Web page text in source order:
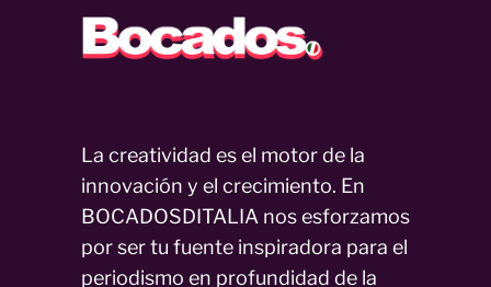
La creatividad es el motor de la
innovación y el crecimiento. En
BOCADOSDITALIA nos esforzamos
por ser tu fuente inspiradora para el
periodismo en profundidad de la